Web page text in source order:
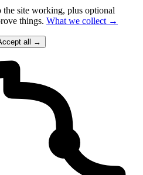
the site working, plus optional
things. What we collect →
all →